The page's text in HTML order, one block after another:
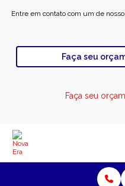
Entre em contato com um de
Faça seu
Faça seu